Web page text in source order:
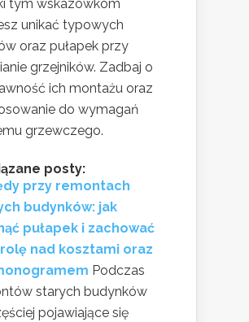
tym wskazówkom
unikać typowych
oraz pułapek przy
grzejników. Zadbaj o
ich montażu oraz
do wymagań
grzewczego.
posty:
przy remontach
budynków: jak
pułapek i zachować
nad kosztami oraz
Podczas
starych budynków
pojawiające się